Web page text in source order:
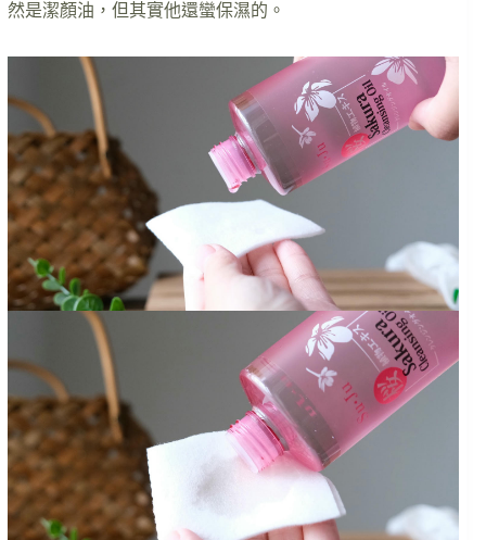
然是潔顏油，但其實他還蠻保濕的。